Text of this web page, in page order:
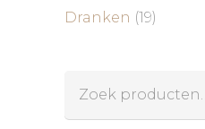
Dranken (19)